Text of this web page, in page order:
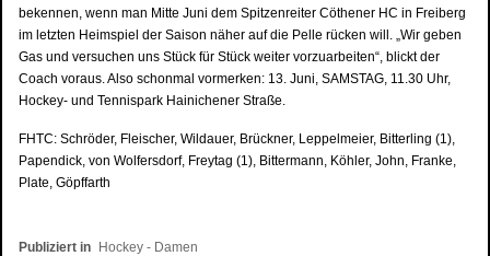
bekennen, wenn man Mitte Juni dem Spitzenreiter Cöthener HC in Freiberg
im letzten Heimspiel der Saison näher auf die Pelle rücken will. „Wir geben
Gas und versuchen uns Stück für Stück weiter vorzuarbeiten“, blickt der
Coach voraus. Also schonmal vormerken: 13. Juni, SAMSTAG, 11.30 Uhr,
Hockey- und Tennispark Hainichener Straße.
FHTC: Schröder, Fleischer, Wildauer, Brückner, Leppelmeier, Bitterling (1),
Papendick, von Wolfersdorf, Freytag (1), Bittermann, Köhler, John, Franke,
Plate, Göpffarth
Publiziert in Hockey - Damen